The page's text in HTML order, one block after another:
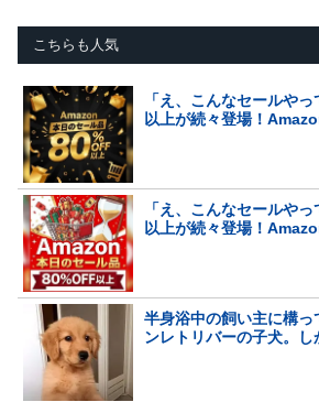
こちらも人気
「え、こんなセールや
以上が続々登場！
「え、こんなセールや
以上が続々登場！
半身浴中の飼い主に構
ンレトリバーの子犬。